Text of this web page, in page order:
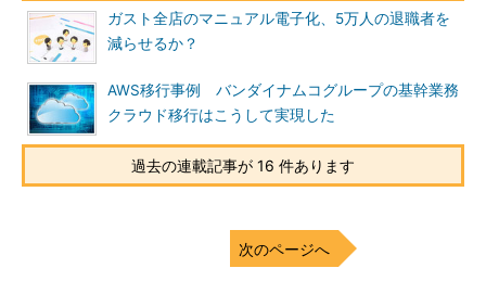
ガスト全店のマニュアル電子化、5万人の退職者を
減らせるか？
AWS移行事例 バンダイナムコグループの基幹業務
クラウド移行はこうして実現した
過去の連載記事が 16 件あります
次のページへ